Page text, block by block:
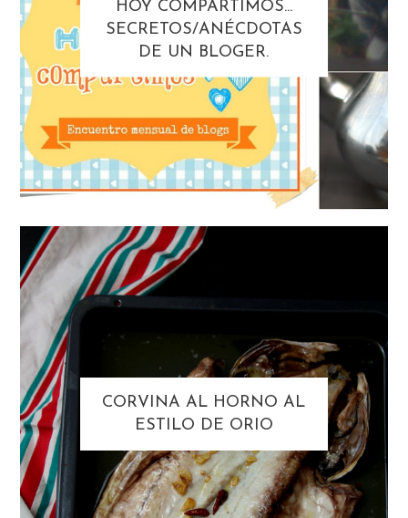
HOY COMPARTIMOS...
SECRETOS/ANÉCDOTAS
DE UN BLOGER.
CORVINA AL HORNO AL
ESTILO DE ORIO